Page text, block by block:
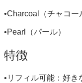
•Charcoal（チャコー
•Pearl（パール）
特徴
•リフィル可能：好